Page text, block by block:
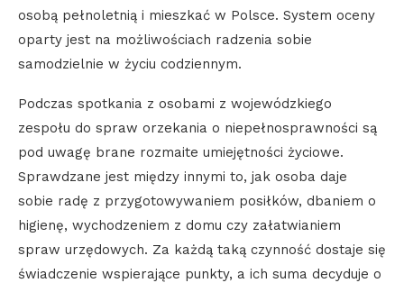
osobą pełnoletnią i mieszkać w Polsce. System oceny
oparty jest na możliwościach radzenia sobie
samodzielnie w życiu codziennym.
Podczas spotkania z osobami z wojewódzkiego
zespołu do spraw orzekania o niepełnosprawności są
pod uwagę brane rozmaite umiejętności życiowe.
Sprawdzane jest między innymi to, jak osoba daje
sobie radę z przygotowywaniem posiłków, dbaniem o
higienę, wychodzeniem z domu czy załatwianiem
spraw urzędowych. Za każdą taką czynność dostaje się
świadczenie wspierające punkty, a ich suma decyduje o